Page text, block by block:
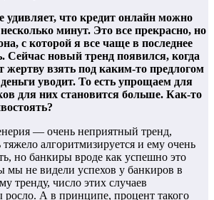
удивляет, что кредит онлайн можно
минут. Это все прекрасно, но
с которой я все чаще в последнее
Сейчас новый тренд появился, когда
взять под каким-то предлогом
уводит. То есть упрощаем для
для них становится больше. Как-то
— очень неприятный тренд,
алгоритмизируется и ему очень
но банкиры вроде как успешно это
мы не видели успехов у банкиров в
тренду, число этих случаев
росло. А в принципе, процент такого